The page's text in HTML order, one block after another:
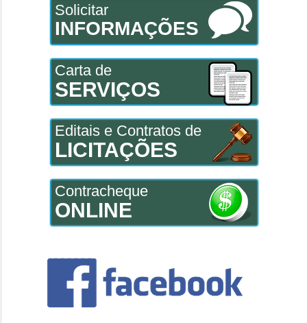
Solicitar
INFORMAÇÕES
Carta de
SERVIÇOS
Editais e Contratos de
LICITAÇÕES
Contracheque
ONLINE